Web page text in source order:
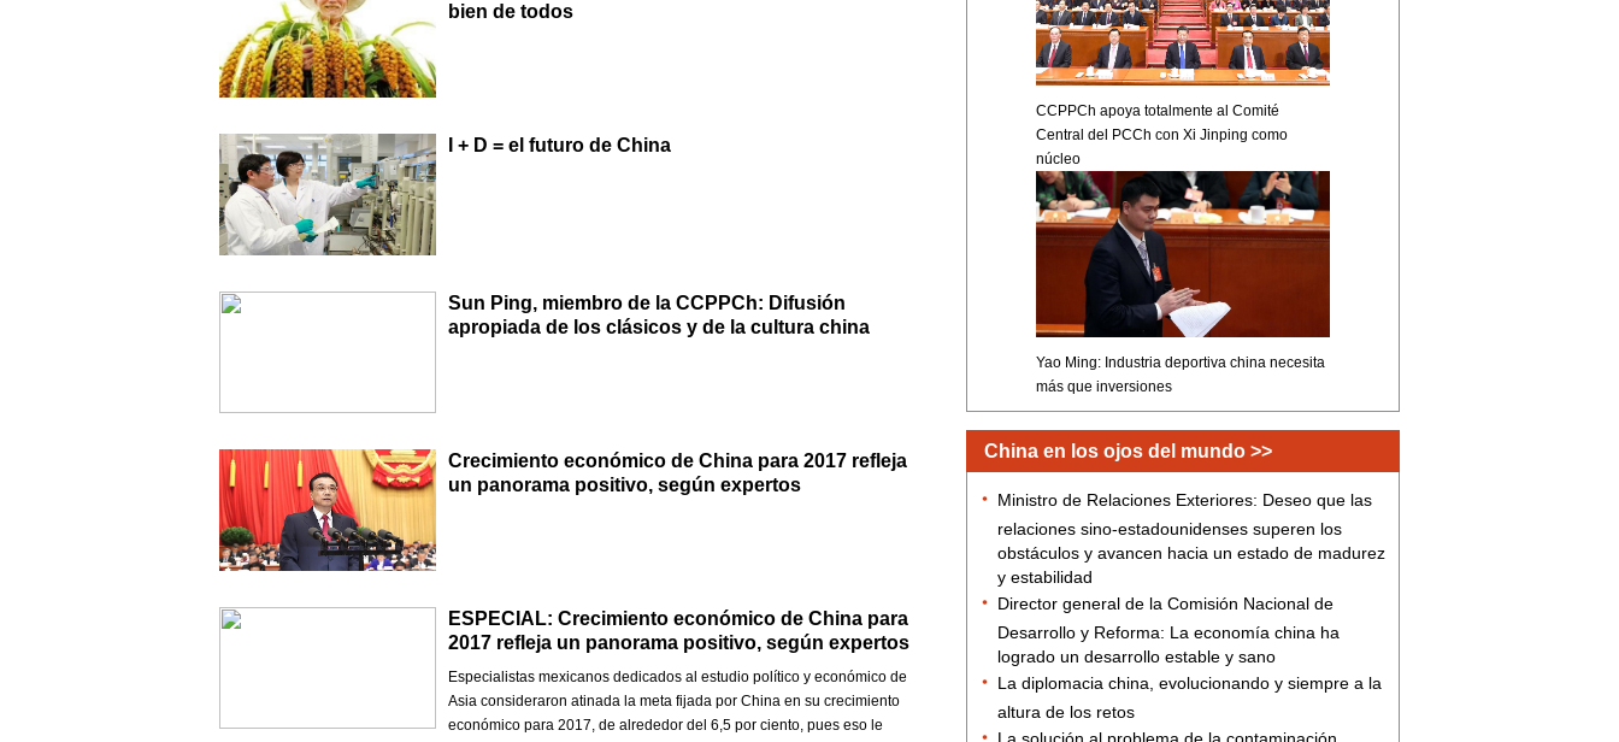
bien de todos
I + D = el futuro de China
Sun Ping, miembro de la CCPPCh: Difusión
apropiada de los clásicos y de la cultura china
Crecimiento económico de China para 2017 refleja
un panorama positivo, según expertos
ESPECIAL: Crecimiento económico de China para
2017 refleja un panorama positivo, según expertos
Especialistas mexicanos dedicados al estudio político y económico de
Asia consideraron atinada la meta fijada por China en su crecimiento
económico para 2017, de alrededor del 6,5 por ciento, pues eso le